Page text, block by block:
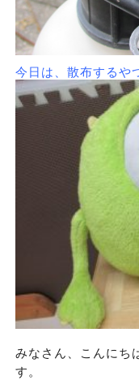
今日は、散布するや
みなさん、こんにち
す。